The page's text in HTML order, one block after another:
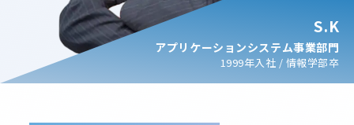
S.K
アプリケーションシステム事業部門
1999年入社 / 情報学部卒